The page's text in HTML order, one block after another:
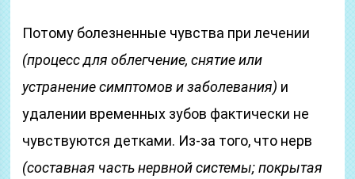
Потому болезненные чувства при лечении
(процесс для облегчение, снятие или
устранение симптомов и заболевания) и
удалении временных зубов фактически не
чувствуются детками. Из-за того, что нерв
(составная часть нервной системы; покрытая